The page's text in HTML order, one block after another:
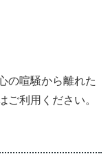
の喧騒から離れた
ご利用ください。